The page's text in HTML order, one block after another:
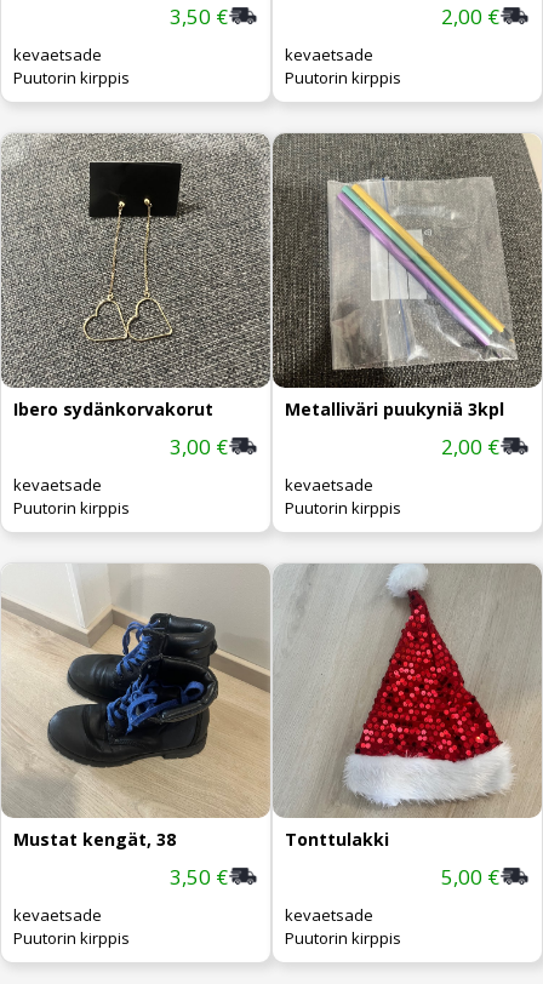
3,50 €
kevaetsade
Puutorin kirppis
2,00 €
kevaetsade
Puutorin kirppis
Ibero sydänkorvakorut
3,00 €
kevaetsade
Puutorin kirppis
Metalliväri puukyniä 3kpl
2,00 €
kevaetsade
Puutorin kirppis
Mustat kengät, 38
3,50 €
kevaetsade
Puutorin kirppis
Tonttulakki
5,00 €
kevaetsade
Puutorin kirppis